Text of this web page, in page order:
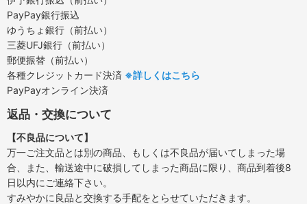
PayPay銀行振込
ゆうちょ銀行（前払い）
三菱UFJ銀行（前払い）
郵便振替（前払い）
各種クレジットカード決済 ※詳しくはこちら
PayPayオンライン決済
返品・交換について
【不良品について】
万一ご注文品とは別の商品、もしくは不良品が届いてしまった場
合、また、輸送途中に破損してしまった商品に限り、商品到着後8
日以内にご連絡下さい。
すみやかに良品と交換する手配をとらせていただきます。